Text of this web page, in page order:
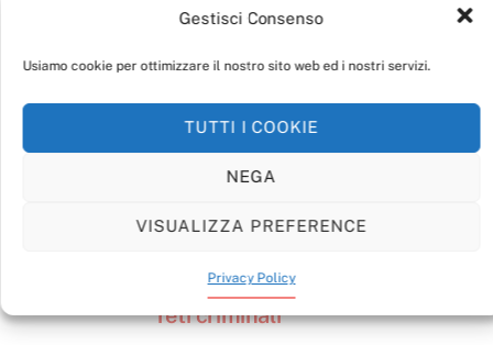
Gestisci Consenso
Usiamo cookie per ottimizzare il nostro sito web ed i nostri servizi.
TUTTI I COOKIE
NEGA
VISUALIZZA PREFERENCE
Privacy Policy
L’economia delle
reti criminali